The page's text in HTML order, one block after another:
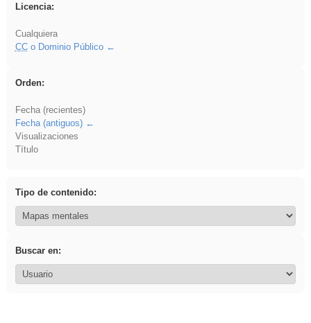
Licencia:
Cualquiera
CCo Dominio Público
Orden:
Fecha (recientes)
Fecha (antiguos)
Visualizaciones
Título
Tipo de contenido:
Buscar en: